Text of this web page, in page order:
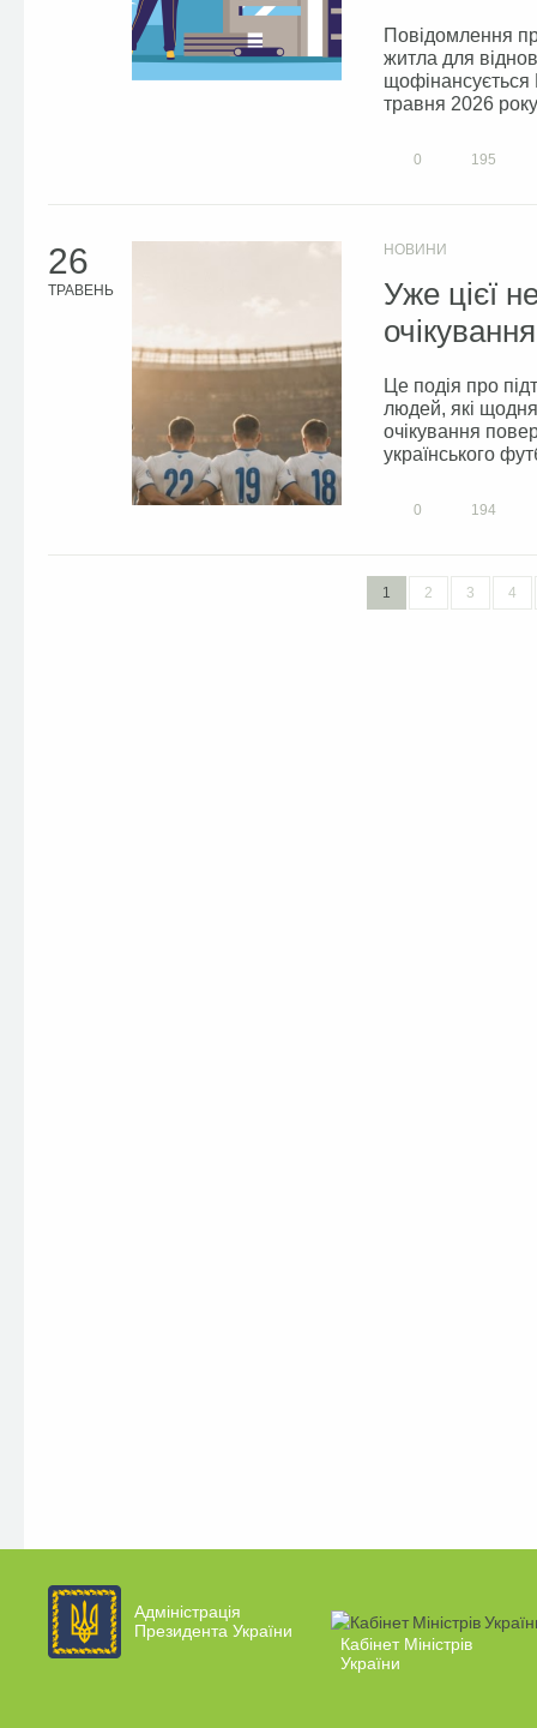
Повідомлення
житла для
щофінансується
травня 2026
0 195
26
ТРАВЕНЬ
НОВИНИ
Уже цієї
Це подія про
людей, які
очікування
українського
0 194
1 2 3 4
Адміністрація
Президента України
Кабінет Міністрів
України